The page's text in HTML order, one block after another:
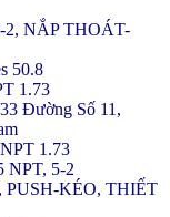
2, NẮP THOÁT-
50.8
1.73
Đường Số 11,
1.73
NPT, 5-2
PUSH-KÉO, THIẾT